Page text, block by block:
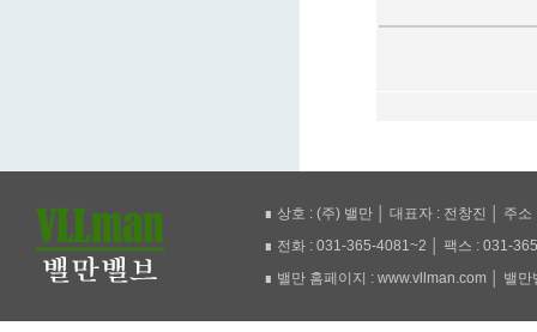
∎ 상호 : (주) 밸만 │ 대표자 : 전창진 │ 주
∎ 전화 : 031-365-4081~2 │ 팩스 : 031-
∎ 밸만 홈페이지 : www.vllman.com │ 밸